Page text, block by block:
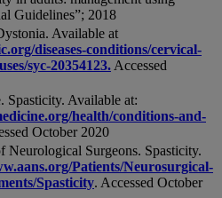
Guidelines”; 2018
Available at
diseases-conditions/cervical-
syc-20354123. Accessed
Spasticity. Available at:
health/conditions-and-
October 2020
Neurological Surgeons. Spasticity.
Patients/Neurosurgical-
Spasticity. Accessed October